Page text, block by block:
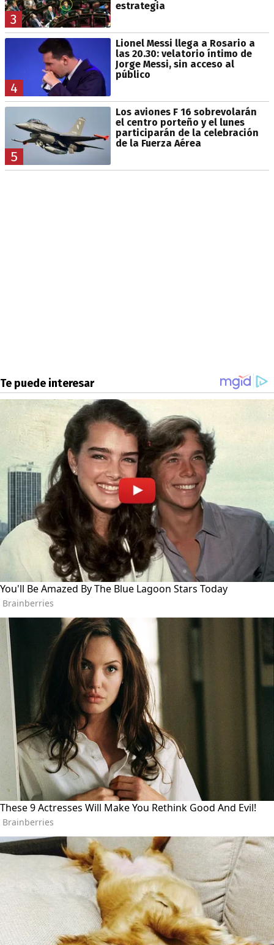
3
estrategia
4
Lionel Messi llega a Rosario a
las 20.30: velatorio íntimo de
Jorge Messi, sin acceso al
público
5
Los aviones F 16 sobrevolarán
el centro porteño y el lunes
participarán de la celebración
de la Fuerza Aérea